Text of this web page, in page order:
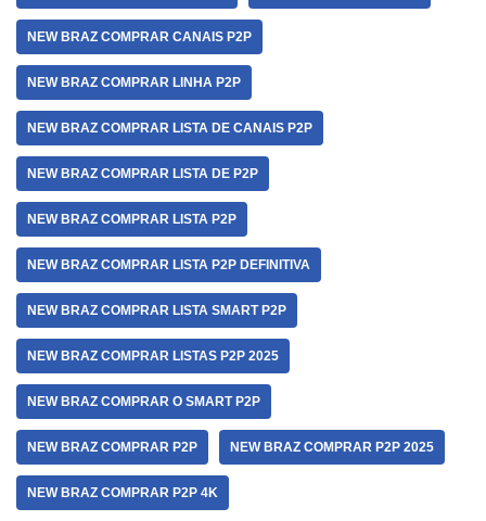
NEW BRAZ COMPRAR CANAIS P2P
NEW BRAZ COMPRAR LINHA P2P
NEW BRAZ COMPRAR LISTA DE CANAIS P2P
NEW BRAZ COMPRAR LISTA DE P2P
NEW BRAZ COMPRAR LISTA P2P
NEW BRAZ COMPRAR LISTA P2P DEFINITIVA
NEW BRAZ COMPRAR LISTA SMART P2P
NEW BRAZ COMPRAR LISTAS P2P 2025
NEW BRAZ COMPRAR O SMART P2P
NEW BRAZ COMPRAR P2P NEW BRAZ COMPRAR P2P 2025
NEW BRAZ COMPRAR P2P 4K